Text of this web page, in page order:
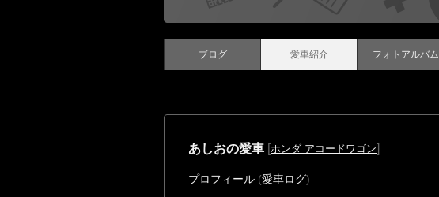
ブログ 愛車紹介 フォトアルバム
あしおの愛車 [ホンダ アコードワゴン]
プロフィール (愛車ログ)